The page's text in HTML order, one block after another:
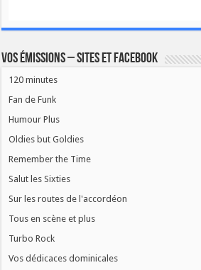
Vos émissions – Sites et Facebook
120 minutes
Fan de Funk
Humour Plus
Oldies but Goldies
Remember the Time
Salut les Sixties
Sur les routes de l'accordéon
Tous en scène et plus
Turbo Rock
Vos dédicaces dominicales